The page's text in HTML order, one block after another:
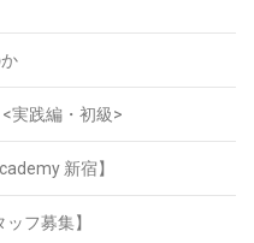
実践編・初級>
新宿】
フ募集】